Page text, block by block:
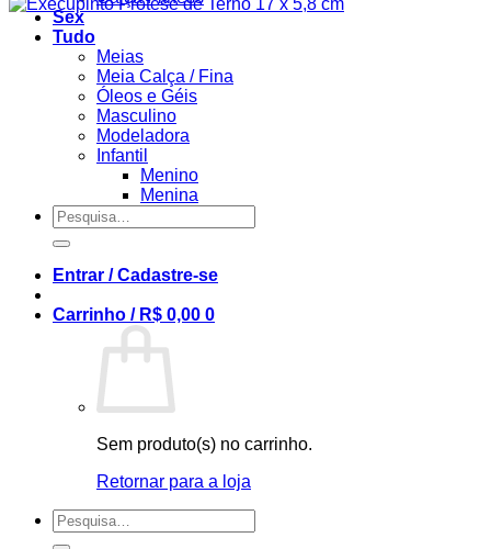
Sex
Tudo
Meias
Meia Calça / Fina
Óleos e Géis
Masculino
Modeladora
Infantil
Menino
Menina
Pesquisar
por:
Entrar / Cadastre-se
Carrinho / R$ 0,00 0
Sem produto(s) no carrinho.
Retornar para a loja
Pesquisar
por: